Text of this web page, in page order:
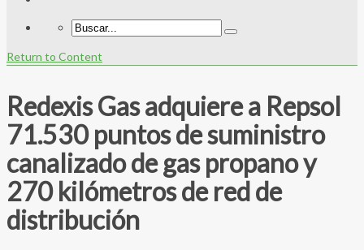
Return to Content
Redexis Gas adquiere a Repsol
71.530 puntos de suministro
canalizado de gas propano y
270 kilómetros de red de
distribución